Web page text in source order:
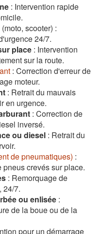
: Intervention rapide
(moto, scooter) :
24/7.
place : Intervention
sur la route.
: Correction d'erreur de
moteur.
: Retrait du mauvais
en urgence.
: Correction de
inversé.
ou diesel : Retrait du
de pneumatiques) :
crevés sur place.
: Remorquage de
24/7.
ou enlisée :
de la boue ou de la
pour un démarrage